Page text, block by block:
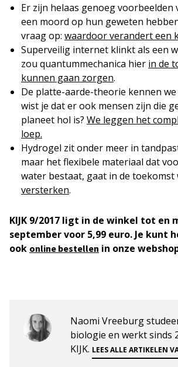
Er zijn helaas genoeg voorbeelden
een moord op hun geweten
vraag op: waardoor verandert een
Superveilig internet klinkt als een
zou quantummechanica hier in de
kunnen gaan zorgen.
De platte-aarde-theorie kennen
wist je dat er ook mensen zijn die
planeet hol is? We leggen het
loep.
Hydrogel zit onder meer in
maar het flexibele materiaal dat
water bestaat, gaat in de toekomst
versterken.
KIJK 9/2017 ligt in de winkel tot en
september voor 5,99 euro. Je kunt
ook online bestellen in onze
Naomi Vreeburg
biologie en werkt sinds
KIJK. LEES ALLE ARTIKELEN